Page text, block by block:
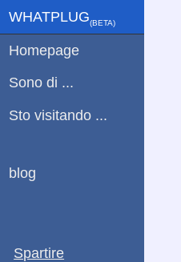
WHATPLUG(ΒETA)
Homepage
Sono di ...
Sto visitando ...
blog
Spartire